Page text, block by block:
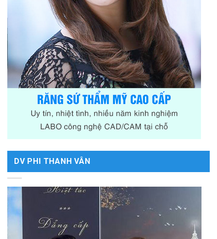
DV PHI THANH VÂN